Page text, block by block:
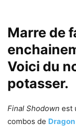
Marre de
Voici du
potasser.
Final Shodown est
combos de